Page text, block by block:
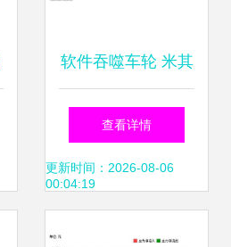
软件吞噬车轮 米其
林收购软件公司的
深层逻辑
查看详情
更新时间：2026-08-06
00:04:19